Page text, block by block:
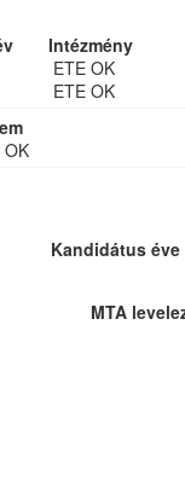
Intézmény
ETE OK
ETE OK
OK
Kandidátus éve
MTA